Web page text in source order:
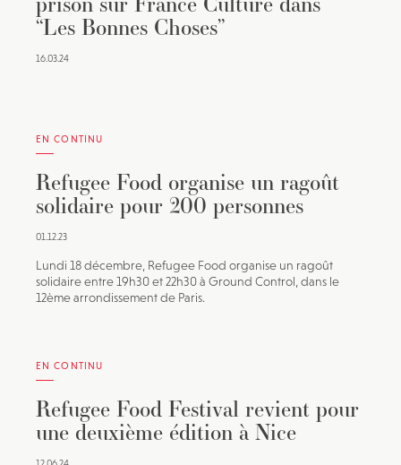
“Les Bonnes Choses”
16.03.24
EN CONTINU
Refugee Food organise un ragoût
solidaire pour 200 personnes
01.12.23
Lundi 18 décembre, Refugee Food organise un ragoût
solidaire entre 19h30 et 22h30 à Ground Control, dans le
12ème arrondissement de Paris.
EN CONTINU
Refugee Food Festival revient pour
une deuxième édition à Nice